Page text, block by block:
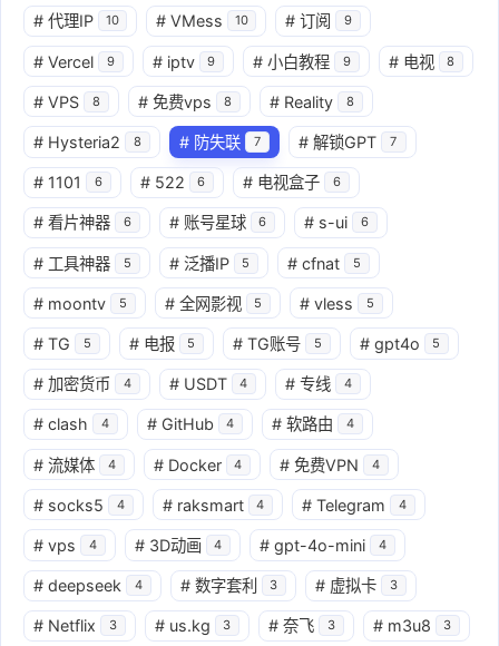
# 代理IP 10 # VMess 10 # 订阅 9
# Vercel 9 # iptv 9 # 小白教程 9 # 电视 8
# VPS 8 # 免费vps 8 # Reality 8
# Hysteria2 8 # 防失联 7 # 解锁GPT 7
# 1101 6 # 522 6 # 电视盒子 6
# 看片神器 6 # 账号星球 6 # s-ui 6
# 工具神器 5 # 泛播IP 5 # cfnat 5
# moontv 5 # 全网影视 5 # vless 5
# TG 5 # 电报 5 # TG账号 5 # gpt4o 5
# 加密货币 4 # USDT 4 # 专线 4
# clash 4 # GitHub 4 # 软路由 4
# 流媒体 4 # Docker 4 # 免费VPN 4
# socks5 4 # raksmart 4 # Telegram 4
# vps 4 # 3D动画 4 # gpt-4o-mini 4
# deepseek 4 # 数字套利 3 # 虚拟卡 3
# Netflix 3 # us.kg 3 # 奈飞 3 # m3u8 3